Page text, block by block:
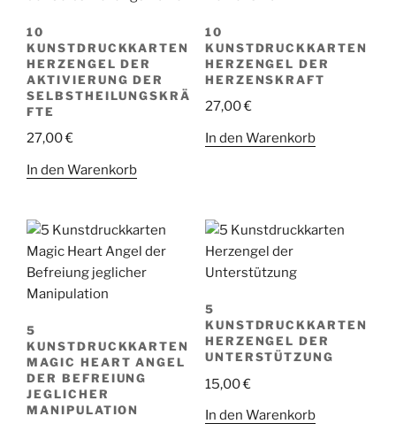
10
KUNSTDRUCKKARTEN
HERZENGEL DER
AKTIVIERUNG DER
SELBSTHEILUNGSKRÄ
FTE
27,00€
In den Warenkorb
10
KUNSTDRUCKKARTEN
HERZENGEL DER
HERZENSKRAFT
27,00€
In den Warenkorb
5
KUNSTDRUCKKARTEN
MAGIC HEART ANGEL
DER BEFREIUNG
JEGLICHER
MANIPULATION
5
KUNSTDRUCKKARTEN
HERZENGEL DER
UNTERSTÜTZUNG
15,00€
In den Warenkorb